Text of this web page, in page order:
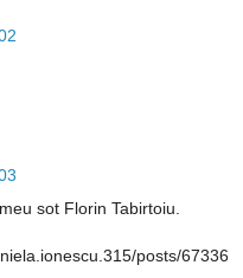
sot Florin Tabirtoiu.
posts/67336